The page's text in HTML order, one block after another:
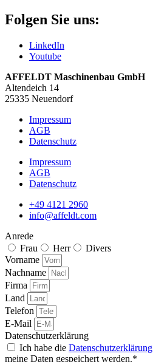
Folgen Sie uns:
LinkedIn
Youtube
AFFELDT Maschinenbau GmbH
Altendeich 14
25335 Neuendorf
Impressum
AGB
Datenschutz
Impressum
AGB
Datenschutz
+49 4121 2960
info@affeldt.com
Anrede
Frau
Herr
Divers
Vorname
Nachname
Firma
Land
Telefon
E-Mail
Datenschutzerklärung
Ich habe die Datenschutzerklärung
meine Daten gespeichert werden.*